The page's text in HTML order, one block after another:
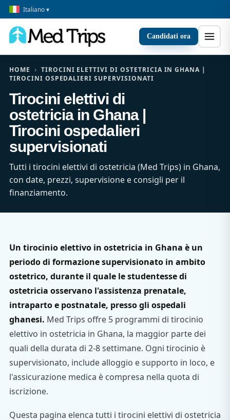
Italiano ▾
Candidati ora
HOME › TIROCINI ELETTIVI DI OSTETRICIA IN GHANA |
TIROCINI OSPEDALIERI SUPERVISIONATI
Tirocini elettivi di
ostetricia in Ghana |
Tirocini ospedalieri
supervisionati
Tutti i tirocini elettivi di ostetricia (Med Trips) in Ghana,
con date, prezzi, supervisione e consigli per il
finanziamento.
Un tirocinio elettivo in ostetricia in Ghana è un
periodo di formazione supervisionato in ambito
ostetrico, durante il quale le studentesse di
ostetricia osservano l'assistenza prenatale,
intraparto e postnatale, presso gli ospedali
ghanesi. Med Trips offre 5 programmi di tirocinio
elettivo in ostetricia in Ghana, la maggior parte dei
quali della durata di 2-8 settimane. Ogni tirocinio è
supervisionato, include alloggio e supporto in loco, e
l'assicurazione medica è compresa nella quota di
iscrizione.
Questa pagina elenca tutti i tirocini elettivi di ostetricia